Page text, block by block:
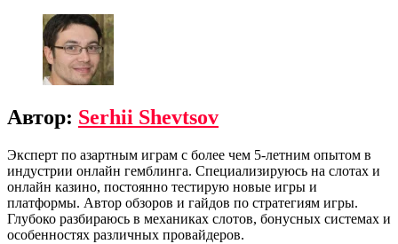
Автор: Serhii Shevtsov
Эксперт по азартным играм с более чем 5-летним опытом в
индустрии онлайн гемблинга. Специализируюсь на слотах и
онлайн казино, постоянно тестирую новые игры и
платформы. Автор обзоров и гайдов по стратегиям игры.
Глубоко разбираюсь в механиках слотов, бонусных системах и
особенностях различных провайдеров.